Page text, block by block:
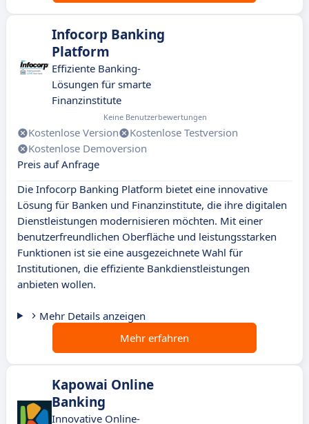
Infocorp Banking
Platform
Effiziente Banking-
Lösungen für smarte
Finanzinstitute
Keine Benutzerbewertungen
Kostenlose Version
Kostenlose Testversion
Kostenlose Demoversion
Preis auf Anfrage
Die Infocorp Banking Platform bietet eine innovative
Lösung für Banken und Finanzinstitute, die ihre digitalen
Dienstleistungen modernisieren möchten. Mit einer
benutzerfreundlichen Oberfläche und leistungsstarken
Funktionen ist sie eine ausgezeichnete Wahl für
Institutionen, die effiziente Bankdienstleistungen
anbieten wollen.
Mehr Details anzeigen
Mehr erfahren
Kapowai Online
Banking
Innovative Online-